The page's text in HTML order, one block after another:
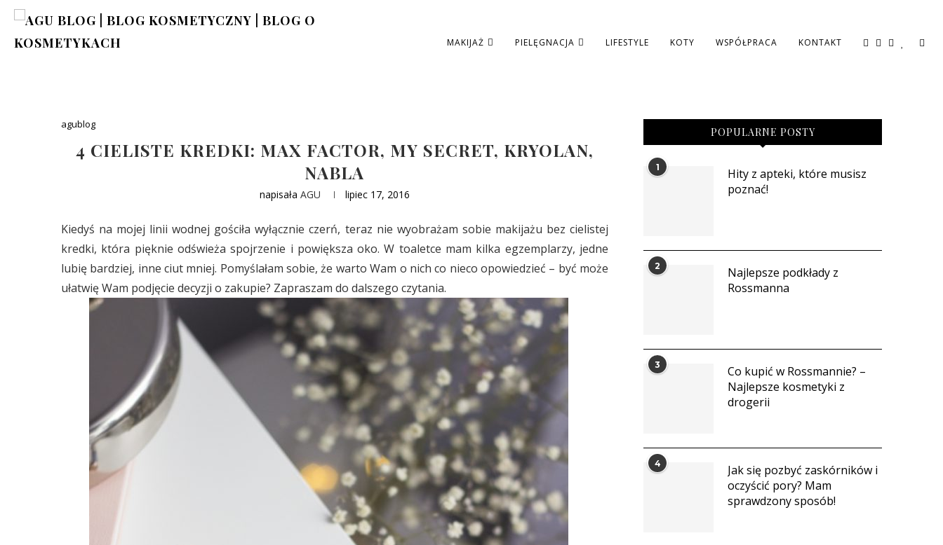
MAKIJAŻ PIELĘGNACJA LIFESTYLE KOTY WSPÓŁPRACA KONTAKT
agublog
4 CIELISTE KREDKI: MAX FACTOR, MY SECRET, KRYOLAN,
NABLA
napisała AGU lipiec 17, 2016
Kiedyś na mojej linii wodnej gościła wyłącznie czerń, teraz nie wyobrażam sobie makijażu bez cielistej
kredki, która pięknie odświeża spojrzenie i powiększa oko. W toaletce mam kilka egzemplarzy, jedne
lubię bardziej, inne ciut mniej. Pomyślałam sobie, że warto Wam o nich co nieco opowiedzieć – być może
ułatwię Wam podjęcie decyzji o zakupie? Zapraszam do dalszego czytania.
POPULARNE POSTY
1
Hity z apteki, które musisz
poznać!
2
Najlepsze podkłady z
Rossmanna
3
Co kupić w Rossmannie? –
Najlepsze kosmetyki z
drogerii
4
Jak się pozbyć zaskórników i
oczyścić pory? Mam
sprawdzony sposób!